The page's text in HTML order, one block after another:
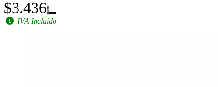
$3.436
IVA Incluido